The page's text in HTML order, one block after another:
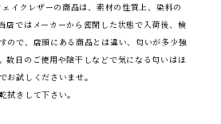
イクレザーの商品は、素材の性質上、染料の
店ではメーカーから密閉した状態で入荷後、検
ので、店頭にある商品とは違い、匂いが多少強
数日のご使用や陰干しなどで気になる匂いはほ
お試しくださいませ。
拭きして下さい。